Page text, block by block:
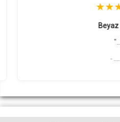
Beyaz
"..."
- ....